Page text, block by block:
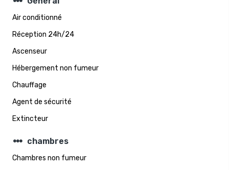
Air conditionné
Réception 24h/24
Ascenseur
Hébergement non fumeur
Chauffage
Agent de sécurité
Extincteur
steppers chambres
Chambres non fumeur